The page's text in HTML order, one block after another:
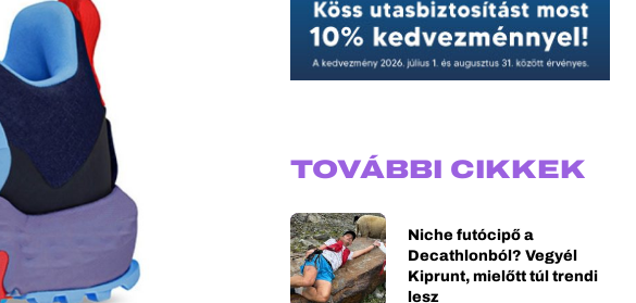
TOVÁBBI CIKKEK
Niche futócipő a
Decathlonból? Vegyél
Kiprunt, mielőtt túl trendi
lesz